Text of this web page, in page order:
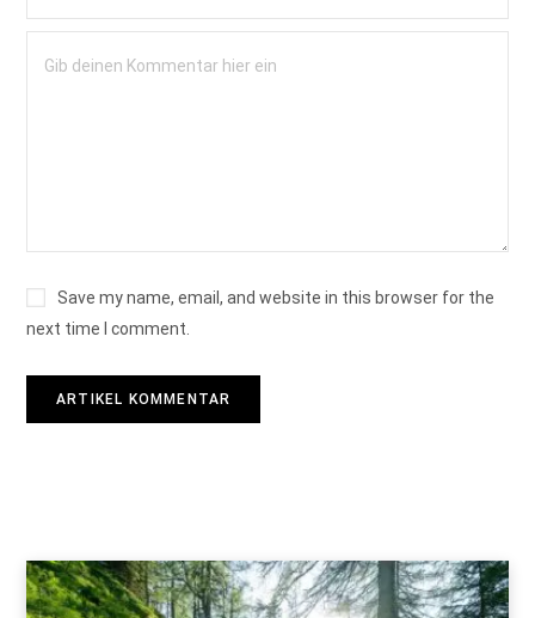
Save my name, email, and website in this browser for the
next time I comment.